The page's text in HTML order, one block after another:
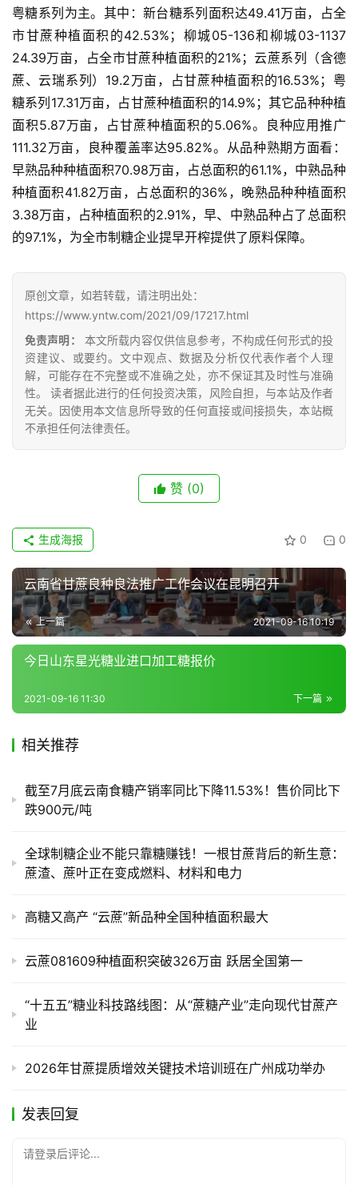
公
众
号
现
货
价
专
地
区
频
道
产
销
储
运
粤糖系列为主。其中：新台糖系列面积达49.41万亩，占全
市甘蔗种植面积的42.53%；柳城05-136和柳城03-1137
24.39万亩，占全市甘蔗种植面积的21%；云蔗系列（含德
蔗、云瑞系列）19.2万亩，占甘蔗种植面积的16.53%；粤
糖系列17.31万亩，占甘蔗种植面积的14.9%；其它品种种植
面积5.87万亩，占甘蔗种植面积的5.06%。良种应用推广
111.32万亩，良种覆盖率达95.82%。从品种熟期方面看：
早熟品种种植面积70.98万亩，占总面积的61.1%，中熟品种
种植面积41.82万亩，占总面积的36%，晚熟品种种植面积
3.38万亩，占种植面积的2.91%，早、中熟品种占了总面积
的97.1%，为全市制糖企业提早开榨提供了原料保障。
原创文章，如若转载，请注明出处：
https://www.yntw.com/2021/09/17217.html
免责声明：
本文所载内容仅供信息参考，不构成任何形式的投
资建议、或要约。文中观点、数据及分析仅代表作者个人理
解，可能存在不完整或不准确之处，亦不保证其及时性与准确
性。 读者据此进行的任何投资决策，风险自担，与本站及作者
无关。因使用本文信息所导致的任何直接或间接损失，本站概
不承担任何法律责任。
赞 (0)
0 0
生成海报
云南省甘蔗良种良法推广工作会议在昆明召开
上一篇 2021-09-16 10:19
今日山东星光糖业进口加工糖报价
下一篇
2021-09-16 11:30
相关推荐
截至7月底云南食糖产销率同比下降11.53%！售价同比下
跌900元/吨
全球制糖企业不能只靠糖赚钱！一根甘蔗背后的新生意：
蔗渣、蔗叶正在变成燃料、材料和电力
高糖又高产 “云蔗”新品种全国种植面积最大
云蔗081609种植面积突破326万亩 跃居全国第一
“十五五”糖业科技路线图：从“蔗糖产业”走向现代甘蔗产
业
2026年甘蔗提质增效关键技术培训班在广州成功举办
发表回复
请登录后评论...